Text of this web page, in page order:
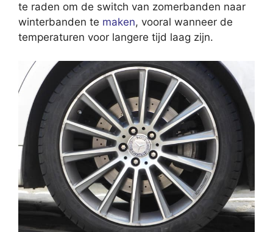
te raden om de switch van zomerbanden naar
winterbanden te maken, vooral wanneer de
temperaturen voor langere tijd laag zijn.